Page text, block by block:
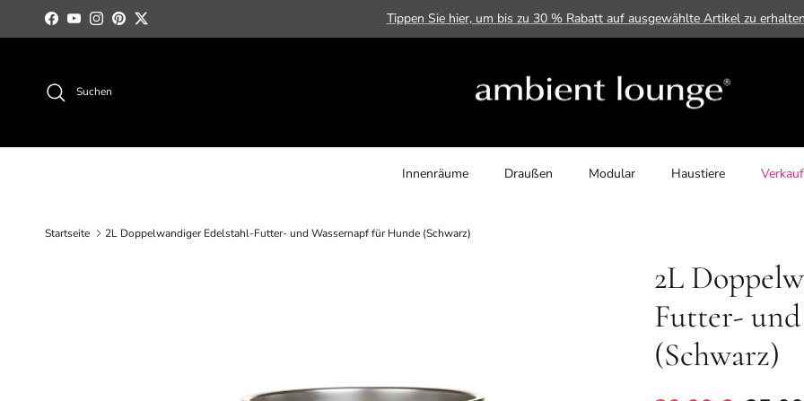
Direkt zum Inhalt
Facebook
YouTubeInstagram
PinterestTwitter Tippen Sie hier, um bis zu 30 % Rabatt auf ausgewählte Artikel zu
Suchen
Innenräume Draußen Modular Haustiere Verkauf
Startseite 2L Doppelwandiger Edelstahl-Futter- und Wassernapf für Hunde (Schwarz)
2L
Futter-
(Schwarz)